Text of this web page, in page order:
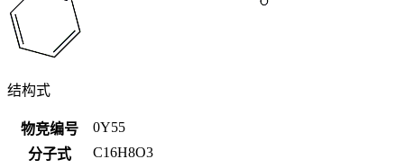
结构式
物竞编号
0Y55
分子式
C16H8O3